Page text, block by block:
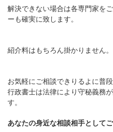
解決できない場合は各専門家を
ーも確実に致します。
紹介料はもちろん掛かりません。
お気軽にご相談できりるよ
行政書士は法律により守秘義務
す。
あなたの身近な相談相手としてご